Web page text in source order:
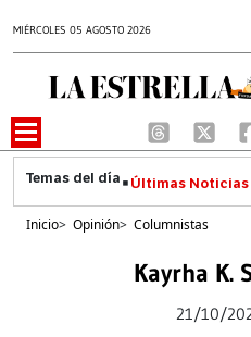
MIÉRCOLES 05 AGOSTO 2026
Últimas Noticias
Inicio> Opinión> Columnistas
Kayrha K.
21/10/